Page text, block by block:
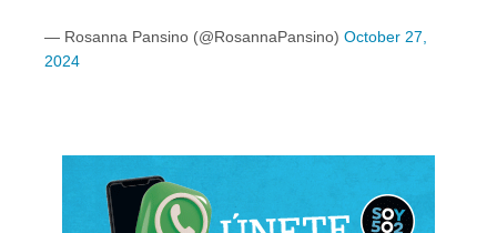
— Rosanna Pansino (@RosannaPansino) October 27,
2024